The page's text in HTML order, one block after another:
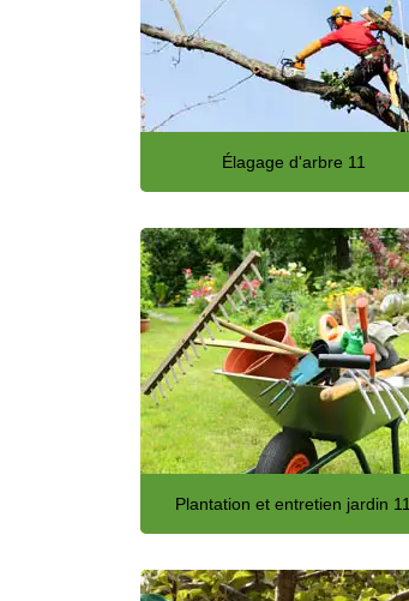
Élagage d'arbre 11
Plantation et entretien jardin 11